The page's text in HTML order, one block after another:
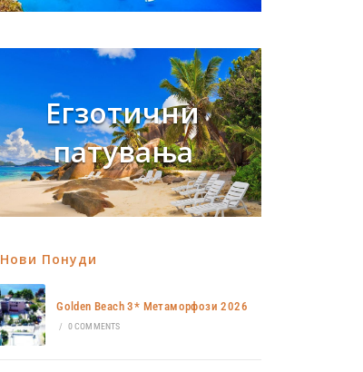
Егзотични
патувања
Нови Понуди
Golden Beach 3* Метаморфози 2026
/ 0 COMMENTS